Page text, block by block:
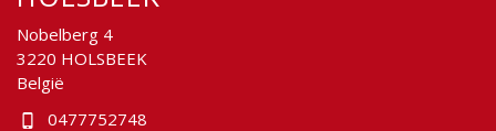
Nobelberg 4
3220 HOLSBEEK
België
0477752748